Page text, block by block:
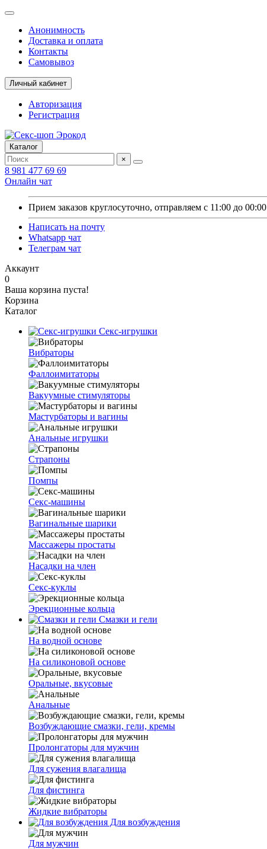
Анонимность
Доставка и оплата
Контакты
Самовывоз
Личный кабинет
Авторизация
Регистрация
Каталог
×
8 981 477 69 69
Онлайн чат
Прием заказов круглосуточно, отправляем с 11:00 до 00:00
Написать на почту
Whatsapp чат
Телеграм чат
Аккаунт
0
Ваша корзина пуста!
Корзина
Каталог
Секс-игрушки
Вибраторы
Фаллоимитаторы
Вакуумные стимуляторы
Мастурбаторы и вагины
Анальные игрушки
Страпоны
Помпы
Секс-машины
Вагинальные шарики
Массажеры простаты
Насадки на член
Секс-куклы
Эрекционные кольца
Смазки и гели
На водной основе
На силиконовой основе
Оральные, вкусовые
Анальные
Возбуждающие смазки, гели, кремы
Пролонгаторы для мужчин
Для сужения влагалища
Для фистинга
Жидкие вибраторы
Для возбуждения
Для мужчин